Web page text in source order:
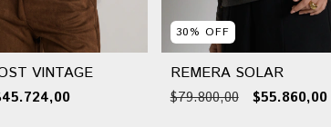
VINTAGE
30% OFF
REMERA SOLAR
$79.800,00 $55.860,00